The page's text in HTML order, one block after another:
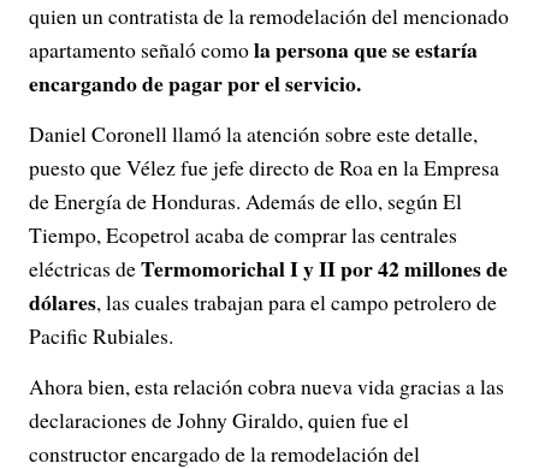
quien un contratista de la remodelación del mencionado
apartamento señaló comola persona que se estaría
encargando de pagar por el servicio.
Daniel Coronell llamó la atención sobre este detalle,
puesto que Vélez fue jefe directo de Roa en la Empresa
de Energía de Honduras. Además de ello, según El
Tiempo, Ecopetrol acaba de comprar las centrales
eléctricas deTermomorichal I y II por 42 millones de
dólares, las cuales trabajan para el campo petrolero de
Pacific Rubiales.
Ahora bien, esta relación cobra nueva vida gracias a las
declaraciones de Johny Giraldo, quien fue el
constructor encargado de la remodelación del